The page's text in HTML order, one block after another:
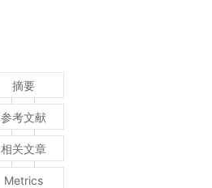
摘要
参考文献
相关文章
Metrics